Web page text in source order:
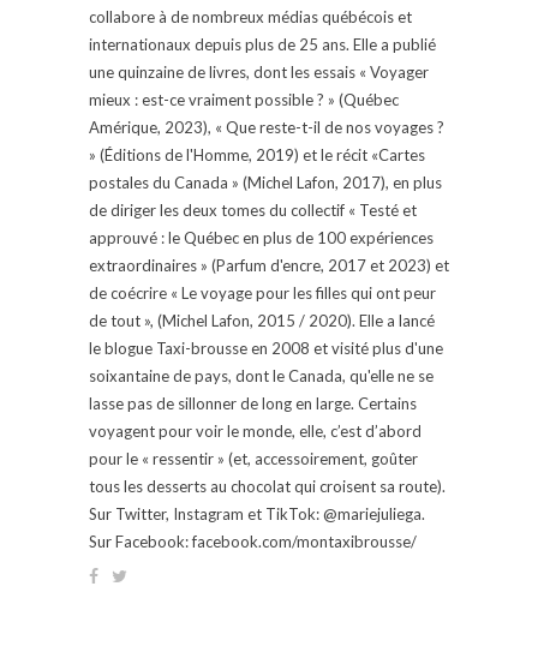
collabore à de nombreux médias québécois et
internationaux depuis plus de 25 ans. Elle a publié
une quinzaine de livres, dont les essais « Voyager
mieux : est-ce vraiment possible ? » (Québec
Amérique, 2023), « Que reste-t-il de nos voyages ?
» (Éditions de l'Homme, 2019) et le récit «Cartes
postales du Canada » (Michel Lafon, 2017), en plus
de diriger les deux tomes du collectif « Testé et
approuvé : le Québec en plus de 100 expériences
extraordinaires » (Parfum d'encre, 2017 et 2023) et
de coécrire « Le voyage pour les filles qui ont peur
de tout », (Michel Lafon, 2015 / 2020). Elle a lancé
le blogue Taxi-brousse en 2008 et visité plus d'une
soixantaine de pays, dont le Canada, qu'elle ne se
lasse pas de sillonner de long en large. Certains
voyagent pour voir le monde, elle, c’est d’abord
pour le « ressentir » (et, accessoirement, goûter
tous les desserts au chocolat qui croisent sa route).
Sur Twitter, Instagram et TikTok: @mariejuliega.
Sur Facebook: facebook.com/montaxibrousse/